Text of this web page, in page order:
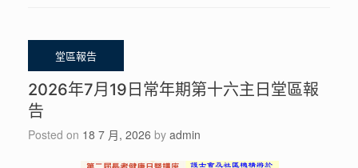
2026年7月19日常年期第十六主日堂區報
告
Posted on 18 7 月, 2026 by admin